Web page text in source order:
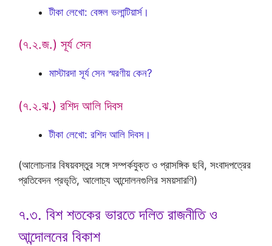
টীকা লেখো: বেঙ্গল ভলান্টিয়ার্স।
(৭.২.জ.) সূর্য সেন
মাস্টারদা সূর্য সেন স্মরণীয় কেন?
(৭.২.ঝ.) রশিদ আলি দিবস
টীকা লেখো: রশিদ আলি দিবস।
(আলোচনার বিষয়বস্তুর সঙ্গে সম্পর্কযুক্ত ও প্রাসঙ্গিক ছবি, সংবাদপত্রের
প্রতিবেদন প্রভৃতি, আলোচ্য আন্দোলনগুলির সময়সারণি)
৭.৩. বিশ শতকের ভারতে দলিত রাজনীতি ও
আন্দোলনের বিকাশ